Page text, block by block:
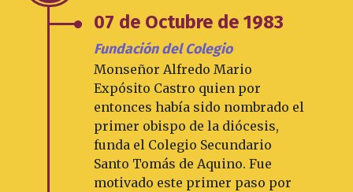
07 de Octubre de 1983
Fundación del Colegio
Monseñor Alfredo Mario
Expósito Castro quien por
entonces había sido nombrado el
primer obispo de la diócesis,
funda el Colegio Secundario
Santo Tomás de Aquino. Fue
motivado este primer paso por